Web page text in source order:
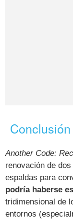
Conclusión
Another Code:
renovación de
espaldas para
podría haberse
tridimensional de
entornos